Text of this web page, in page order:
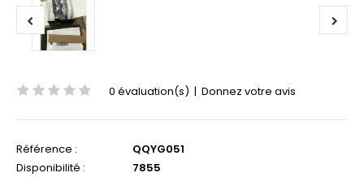
0 évaluation(s) | Donnez votre avis
Référence :
QQYG051
Disponibilité :
7855